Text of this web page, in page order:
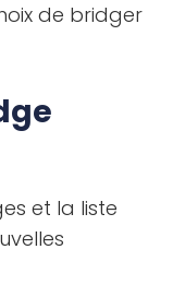
de bridger
et la liste